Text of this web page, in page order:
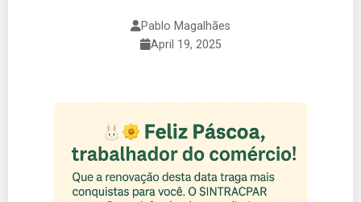
Pablo Magalhães
April 19, 2025